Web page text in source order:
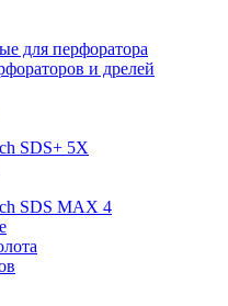
для перфоратора
и дрелей
SDS+ 5X
SDS MAX 4